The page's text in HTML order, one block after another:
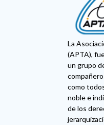
La
(APTA),
un grupo
como
noble e
de los